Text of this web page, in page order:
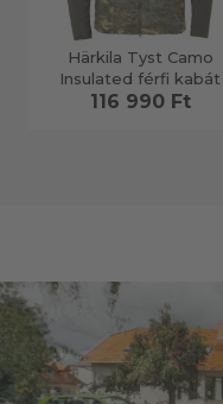
Härkila Tyst Camo
Insulated férfi kabát
116 990 Ft